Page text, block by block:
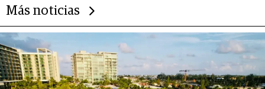
Más noticias